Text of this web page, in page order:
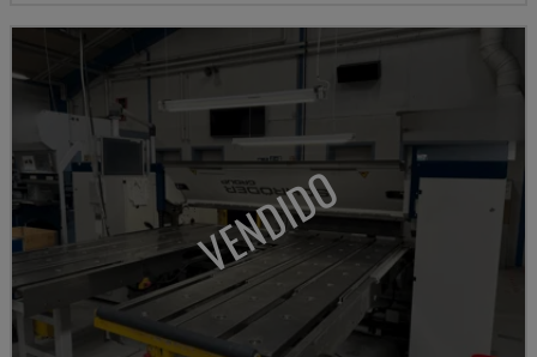
VENDIDO